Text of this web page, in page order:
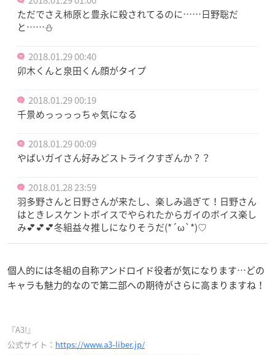
ただでさえ柿原と豊永に殺されてるのに……日野聡だ
と……⛄
2018.01.29 00:40
卯木くんと泉田くん顔がタイプ
2018.01.29 00:19
千景めっっっっちゃ気になる
2018.01.29 00:09
やばいガイさん好みどストライクすぎんか？？
2018.01.28 23:59
羽多野さんと日野さんが来たし、楽しみ過ぎて！日野さん
はときレスケントボイスでやられたからガイのボイス楽し
み💕💕💕冬組益々推しになりそうだ(*´ω`*)♡
個人的には冬組の自称アンドロイド役者が気になります…どの
キャラも魅力的なので第二部への期待がさらに高まりますね！
『A3!』
公式サイト： https://www.a3-liber.jp/